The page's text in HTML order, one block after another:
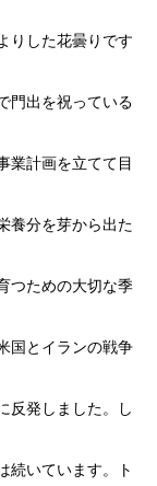
りした花曇りです
門出を祝っている
業計画を立てて目
養分を芽から出た
つための大切な季
国とイランの戦争
反発しました。し
続いています。ト